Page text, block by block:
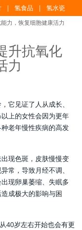
氢食品 氢水瓷
力，恢复细胞健康活力
升抗氧化
力
它见证了人从成长、
上的女性会因为更年
老年慢性疾病的高发
现色斑，皮肤慢慢变
常，导致月经不调、
现卵巢萎缩、失眠多
成极大的影响与困
40岁左右开始也会有更